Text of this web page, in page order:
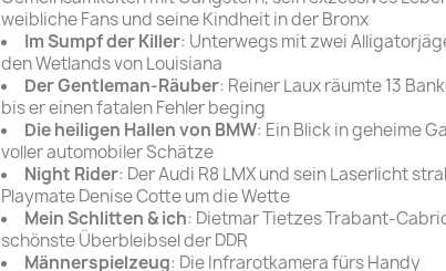
Bildzeitung
Frankfurter Allgemeine
Magazin
Frankfurter Illustrierte
Magazine
weibliche Fans und seine Kindheit in der Bronx
Im Sumpf der Killer: Unterwegs mit zwei
den Wetlands von Louisiana
Der Gentleman-Räuber: Reiner Laux räumte 13
bis er einen fatalen Fehler beging
Die heiligen Hallen von BMW: Ein Blick in geheime
voller automobiler Schätze
Night Rider: Der Audi R8 LMX und sein Laserlicht
Playmate Denise Cotte um die Wette
Mein Schlitten & ich: Dietmar Tietzes Trabant-
schönste Überbleibsel der DDR
Männerspielzeug: Die Infrarotkamera fürs Handy